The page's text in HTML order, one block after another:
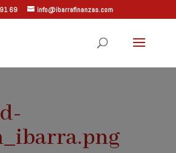
69 info@ibarrafinanzas.com